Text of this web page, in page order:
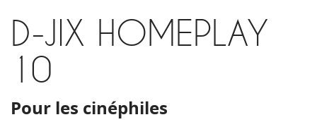
D-JIX HOMEPLAY
10
Pour les cinéphiles